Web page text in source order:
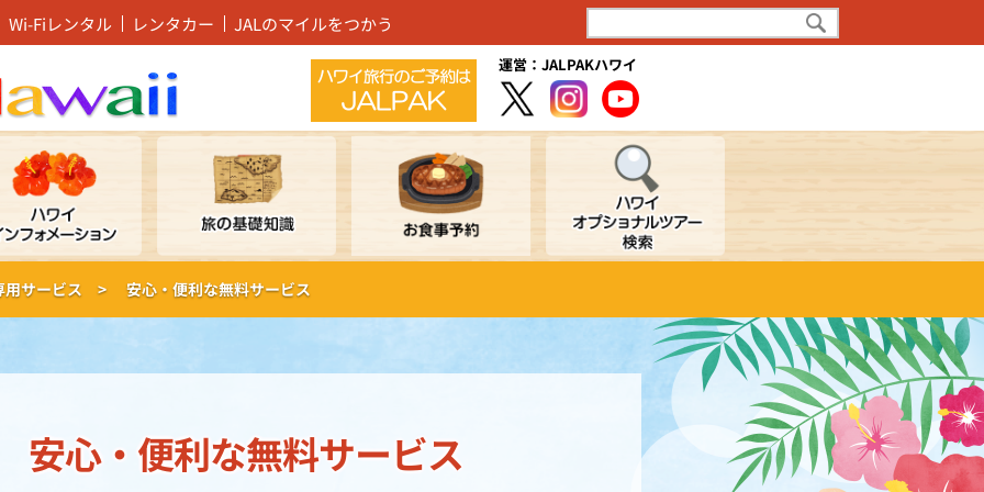
Wi-Fiレンタル レンタカー JALのマイルをつかう
運営：JALPAKハワイ
用サービス > 安心・便利な無料サービス
安心・便利な無料サービス